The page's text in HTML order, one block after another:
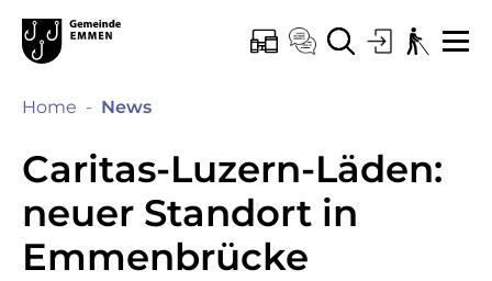
zur Startseite
Direkt zur Hauptnavigation
Direkt zum Inhalt
Direkt zur Suche
Direkt zum Stichwortverzeichnis
KopfzeileEmmen
Hauptnavigation
ONLINE-SCHALTER
KONTAKT
SUCHELOGIN
Hauptinhalt
Home News(ausgewählt)
Caritas-Luzern-Läden:
neuer Standort in
Emmenbrücke